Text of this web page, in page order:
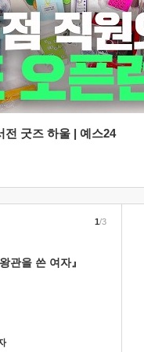
전 굿즈 하울 | 예스24
관을 쓴 여자』
1/3